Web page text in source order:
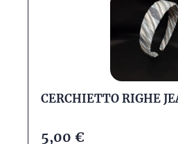
CERCHIETTO RIGHE
5,00€